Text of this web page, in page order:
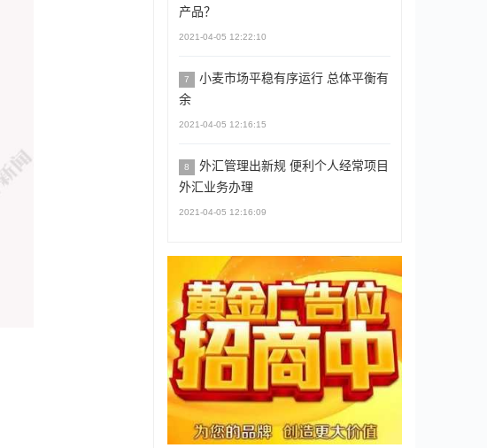
产品？
2021-04-05 12:22:10
7
小麦市场平稳有序运行 总体平衡有
余
2021-04-05 12:16:15
8
外汇管理出新规 便利个人经常项目
外汇业务办理
2021-04-05 12:16:09